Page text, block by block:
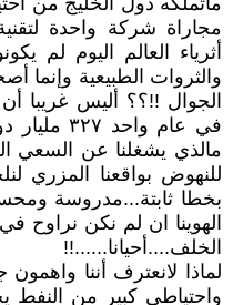
مجاراة شركة واحدة
أثرياء العالم اليوم لم
والثروات الطبيعية وإنما
الجوال !!؟؟ أليس غريبا
في عام
مالذي يشغلنا عن السعي
للنهوض بواقعنا المزري
بخطا ثابتة...مدروسة
الهوينا ان لم نكن نراوح في
الخلف....أحيانا......!!
لماذا لانعترف أننا واهمون
واحتياطي كبير من النفط